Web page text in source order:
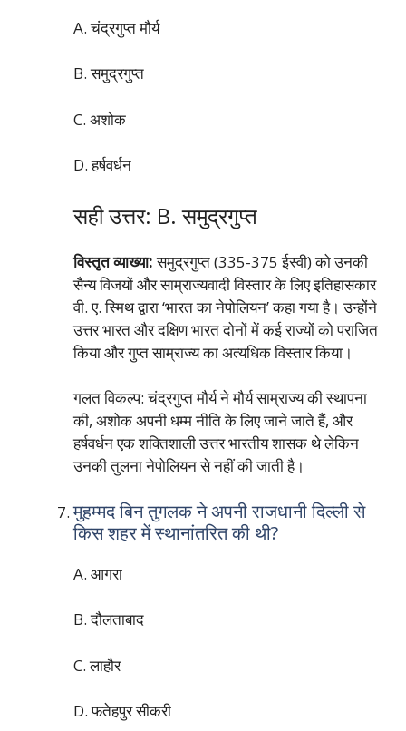
A. चंद्रगुप्त मौर्य
B. समुद्रगुप्त
C. अशोक
D. हर्षवर्धन
सही उत्तर: B. समुद्रगुप्त
विस्तृत व्याख्या:समुद्रगुप्त (335-375 ईस्वी) को उनकी
सैन्य विजयों और साम्राज्यवादी विस्तार के लिए इतिहासकार
वी. ए. स्मिथ द्वारा ‘भारत का नेपोलियन’ कहा गया है। उन्होंने
उत्तर भारत और दक्षिण भारत दोनों में कई राज्यों को पराजित
किया और गुप्त साम्राज्य का अत्यधिक विस्तार किया।
गलत विकल्प: चंद्रगुप्त मौर्य ने मौर्य साम्राज्य की स्थापना
की, अशोक अपनी धम्म नीति के लिए जाने जाते हैं, और
हर्षवर्धन एक शक्तिशाली उत्तर भारतीय शासक थे लेकिन
उनकी तुलना नेपोलियन से नहीं की जाती है।
मुहम्मद बिन तुगलक ने अपनी राजधानी दिल्ली से
किस शहर में स्थानांतरित की थी?
A. आगरा
B. दौलताबाद
C. लाहौर
D. फतेहपुर सीकरी